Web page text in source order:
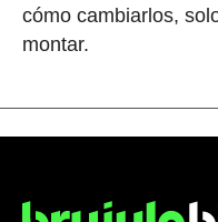
cómo cambiarlos,
montar.